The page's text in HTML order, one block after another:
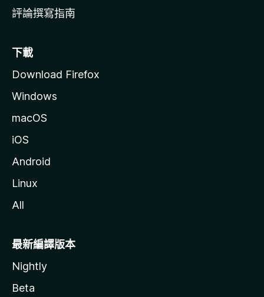
評論撰寫指南
下載
Download Firefox
Windows
macOS
iOS
Android
Linux
All
最新編譯版本
Nightly
Beta